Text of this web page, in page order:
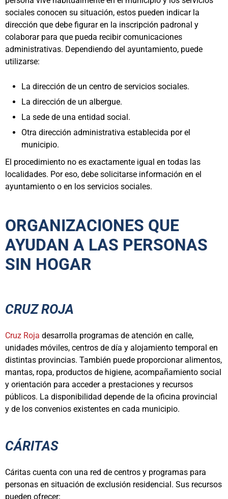
sociales conocen su situación, estos pueden indicar la
dirección que debe figurar en la inscripción padronal y
colaborar para que pueda recibir comunicaciones
administrativas. Dependiendo del ayuntamiento, puede
utilizarse:
La dirección de un centro de servicios sociales.
La dirección de un albergue.
La sede de una entidad social.
Otra dirección administrativa establecida por el
municipio.
El procedimiento no es exactamente igual en todas las
localidades. Por eso, debe solicitarse información en el
ayuntamiento o en los servicios sociales.
ORGANIZACIONES QUE
AYUDAN A LAS PERSONAS
SIN HOGAR
CRUZ ROJA
Cruz Roja desarrolla programas de atención en calle,
unidades móviles, centros de día y alojamiento temporal en
distintas provincias. También puede proporcionar alimentos,
mantas, ropa, productos de higiene, acompañamiento social
y orientación para acceder a prestaciones y recursos
públicos. La disponibilidad depende de la oficina provincial
y de los convenios existentes en cada municipio.
CÁRITAS
Cáritas cuenta con una red de centros y programas para
personas en situación de exclusión residencial. Sus recursos
pueden ofrecer: